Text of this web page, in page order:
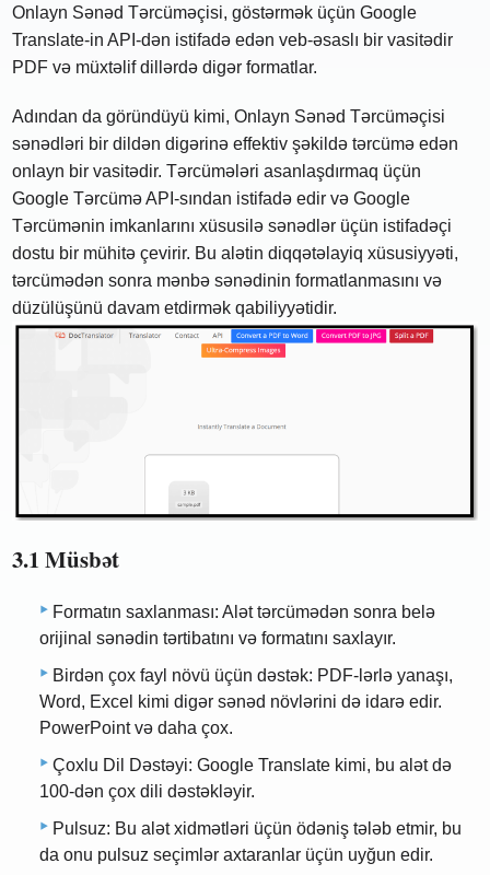
Onlayn Sənəd Tərcüməçisi, göstərmək üçün Google
Translate-in API-dən istifadə edən veb-əsaslı bir vasitədir
PDF və müxtəlif dillərdə digər formatlar.
Adından da göründüyü kimi, Onlayn Sənəd Tərcüməçisi
sənədləri bir dildən digərinə effektiv şəkildə tərcümə edən
onlayn bir vasitədir. Tərcümələri asanlaşdırmaq üçün
Google Tərcümə API-sından istifadə edir və Google
Tərcümənin imkanlarını xüsusilə sənədlər üçün istifadəçi
dostu bir mühitə çevirir. Bu alətin diqqətəlayiq xüsusiyyəti,
tərcümədən sonra mənbə sənədinin formatlanmasını və
düzülüşünü davam etdirmək qabiliyyətidir.
3.1 Müsbət
Formatın saxlanması: Alət tərcümədən sonra belə
orijinal sənədin tərtibatını və formatını saxlayır.
Birdən çox fayl növü üçün dəstək: PDF-lərlə yanaşı,
Word, Excel kimi digər sənəd növlərini də idarə edir.
PowerPoint və daha çox.
Çoxlu Dil Dəstəyi: Google Translate kimi, bu alət də
100-dən çox dili dəstəkləyir.
Pulsuz: Bu alət xidmətləri üçün ödəniş tələb etmir, bu
da onu pulsuz seçimlər axtaranlar üçün uyğun edir.